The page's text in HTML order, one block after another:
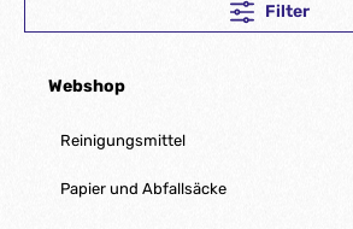
Filter
Webshop
Reinigungsmittel
Papier und Abfallsäcke